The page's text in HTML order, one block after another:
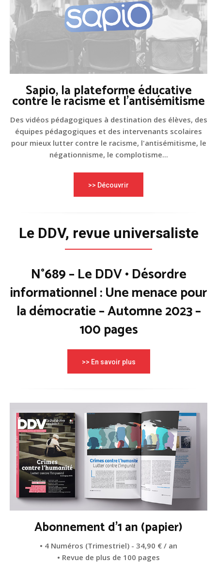
Sapio, la plateforme éducative
contre le racisme et l'antisémitisme
Des vidéos pédagogiques à destination des élèves, des
équipes pédagogiques et des intervenants scolaires
pour mieux lutter contre le racisme, l'antisémitisme, le
négationnisme, le complotisme...
>> Découvrir
Le DDV, revue universaliste
N°689 – Le DDV • Désordre
informationnel : Une menace pour
la démocratie – Automne 2023 –
100 pages
>> En savoir plus
Abonnement d'1 an (papier)
• 4 Numéros (Trimestriel) - 34,90 € / an
• Revue de plus de 100 pages